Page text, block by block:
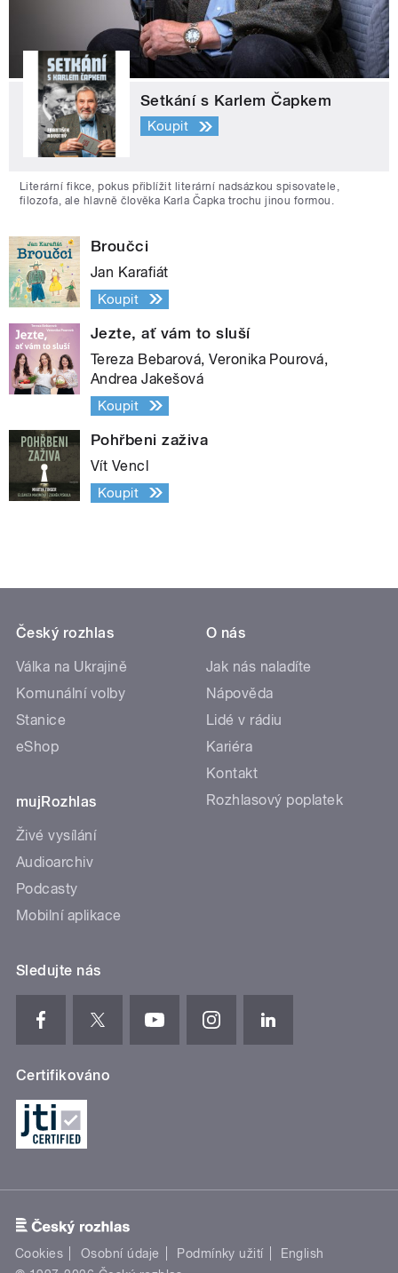
Setkání s Karlem Čapkem
Koupit
Literární fikce, pokus přiblížit literární nadsázkou spisovatele,
filozofa, ale hlavně člověka Karla Čapka trochu jinou formou.
Broučci
Jan Karafiát
Koupit
Jezte, ať vám to sluší
Tereza Bebarová, Veronika Pourová,
Andrea Jakešová
Koupit
Pohřbeni zaživa
Vít Vencl
Koupit
Český rozhlas
Válka na Ukrajině
Komunální volby
Stanice
eShop
mujRozhlas
Živé vysílání
Audioarchiv
Podcasty
Mobilní aplikace
O nás
Jak nás naladíte
Nápověda
Lidé v rádiu
Kariéra
Kontakt
Rozhlasový poplatek
Sledujte nás
Certifikováno
Cookies Osobní údaje Podmínky užití
English